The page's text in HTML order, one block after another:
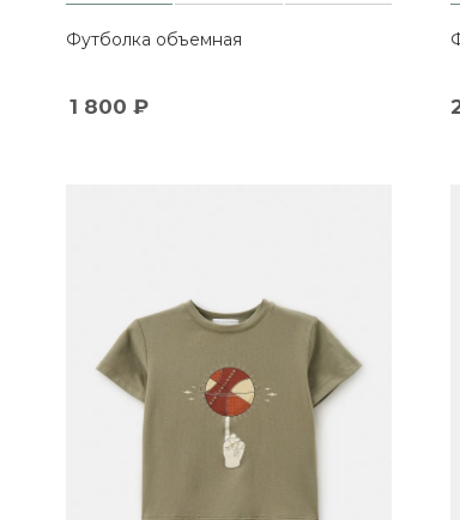
Футболка объемная
1 800 ₽